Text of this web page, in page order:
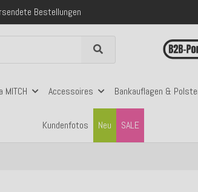
& Amazon Pay
ab 99€ Bestellwert
MITCH Accessoires Bankauflagen &
Kundenfotos SALE
Neu